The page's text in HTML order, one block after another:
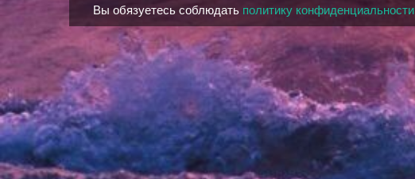
Вы обязуетесь соблюдать политику конфиденциальности